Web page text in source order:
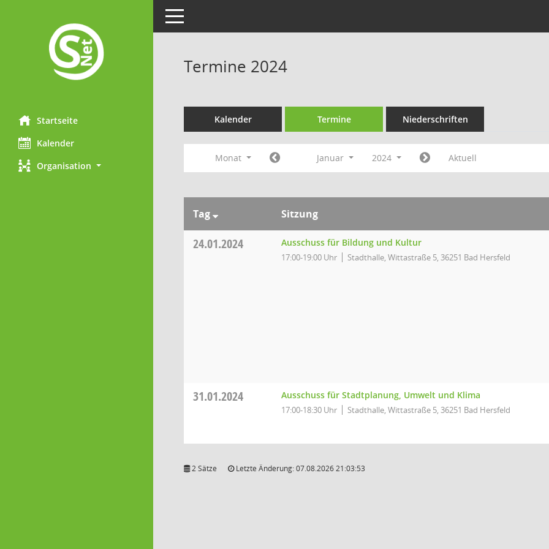
Startseite
Kalender
Organisation
Toggle navigation
Termine 2024
Kalender Termine Niederschriften
Monat Januar 2024 Aktuell
Tag Sitzung
24.01.2024 Ausschuss für Bildung und Kultur
17:00-19:00 Uhr Stadthalle, Wittastraße 5, 36251 Bad Hersfeld
31.01.2024 Ausschuss für Stadtplanung, Umwelt und Klima
17:00-18:30 Uhr Stadthalle, Wittastraße 5, 36251 Bad Hersfeld
2 Sätze Letzte Änderung: 07.08.2026 21:03:53